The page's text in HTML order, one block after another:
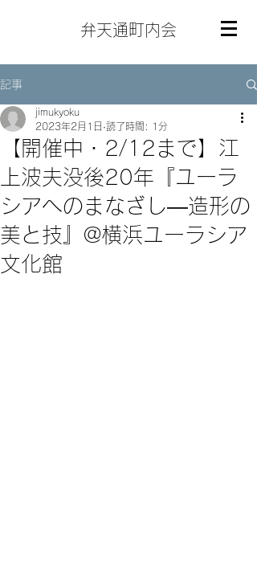
弁天通町内会
記事
【開催中・2/12まで】江
上波夫没後20年『ユーラ
シアへのまなざし―造形の
美と技』@横浜ユーラシア
文化館
jimukyoku
2023年2月1日 読了時間: 1分